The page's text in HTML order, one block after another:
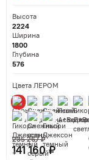
Высота
2224
Ширина
1800
Глубина
576
Цвета ЛЕРОМ
141 160 ₽
235 267 ₽